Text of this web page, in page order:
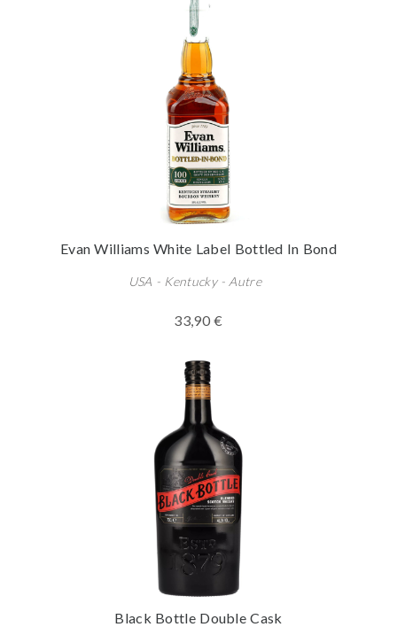
Evan Williams White Label Bottled In Bond
USA - Kentucky - Autre
33,90 €
Black Bottle Double Cask